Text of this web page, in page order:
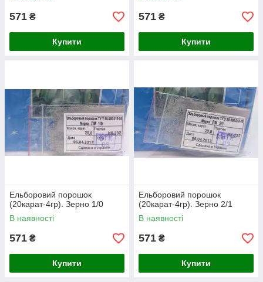
571 ₴
Купити
571 ₴
Купити
Ельборовий порошок
(20карат-4гр). Зерно 1/0
В наявності
571 ₴
Купити
Ельборовий порошок
(20карат-4гр). Зерно 2/1
В наявності
571 ₴
Купити